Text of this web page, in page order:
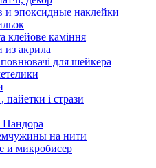
эпоксидные наклейки
клейове каміння
из акрила
для шейкера
і стрази
Пандора
на нити
и микробисер